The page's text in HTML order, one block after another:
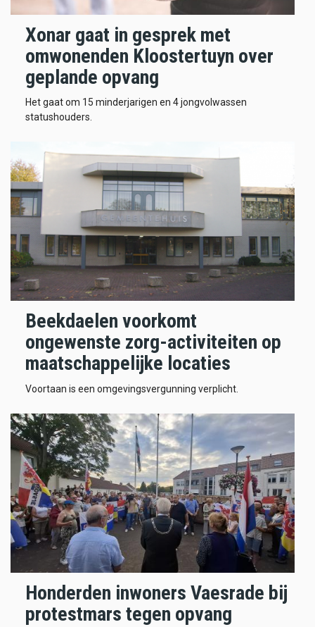
Xonar gaat in gesprek met
omwonenden Kloostertuyn over
geplande opvang
Het gaat om 15 minderjarigen en 4 jongvolwassen
statushouders.
Beekdaelen voorkomt
ongewenste zorg-activiteiten op
maatschappelijke locaties
Voortaan is een omgevingsvergunning verplicht.
Honderden inwoners Vaesrade bij
protestmars tegen opvang